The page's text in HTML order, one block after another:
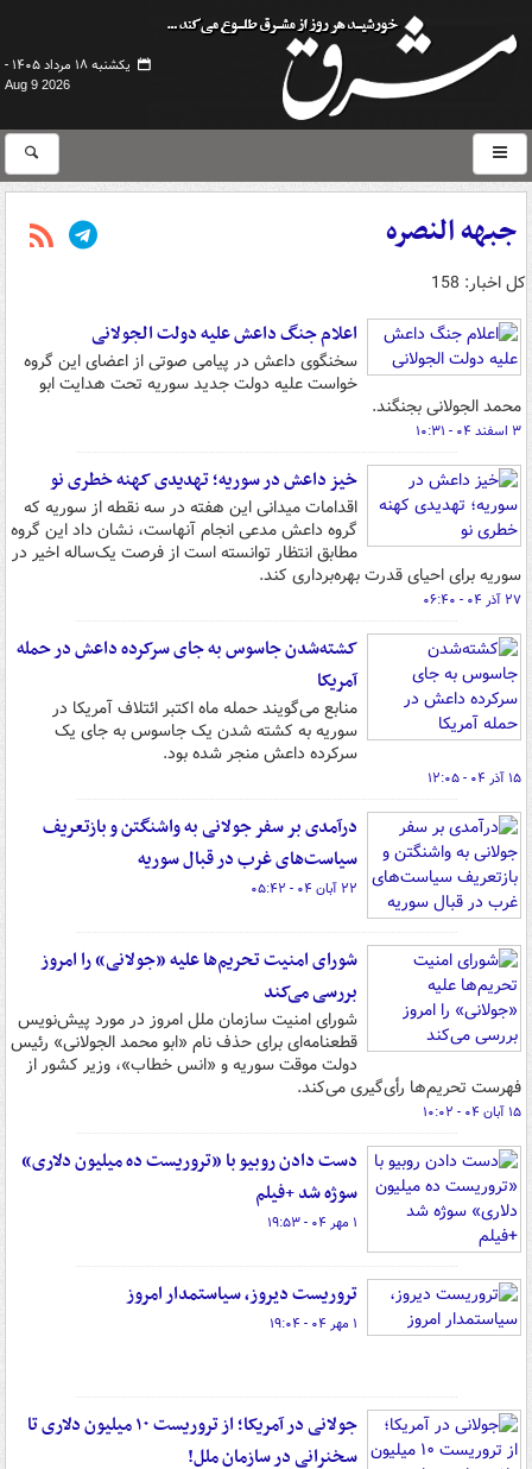
یکشنبه ۱۸ مرداد ۱۴۰۵ -
Aug 9 2026
جبهه النصره
کل اخبار: 158
اعلام جنگ داعش علیه دولت الجولانی
سخنگوی داعش در پیامی صوتی از اعضای این گروه
خواست علیه دولت جدید سوریه تحت هدایت ابو
محمد الجولانی بجنگند.
۳ اسفند ۰۴ - ۱۰:۳۱
خیز داعش در سوریه؛ تهدیدی کهنه خطری نو
اقدامات میدانی این هفته در سه نقطه از سوریه که
گروه داعش مدعی انجام آنهاست، نشان داد این گروه
مطابق انتظار توانسته است از فرصت یک‌ساله اخیر در
سوریه برای احیای قدرت‌ بهره‌برداری کند.
۲۷ آذر ۰۴ - ۰۶:۴۰
کشته‌شدن جاسوس به جای سرکرده داعش در حمله
آمریکا
منابع می‌گویند حمله ماه اکتبر ائتلاف آمریکا در
سوریه به کشته شدن یک جاسوس به جای یک
سرکرده داعش منجر شده بود.
۱۵ آذر ۰۴ - ۱۲:۰۵
درآمدی بر سفر جولانی به واشنگتن و بازتعریف
سیاست‌های غرب در قبال سوریه
۲۲ آبان ۰۴ - ۰۵:۴۲
شورای امنیت تحریم‌ها علیه «جولانی» را امروز
بررسی می‌کند
شورای امنیت سازمان ملل امروز در مورد پیش‌نویس
قطعنامه‌ای برای حذف نام «ابو محمد الجولانی» رئیس
دولت موقت سوریه و «انس خطاب»، وزیر کشور از
فهرست تحریم‌ها رأی‌گیری می‌کند.
۱۵ آبان ۰۴ - ۱۰:۰۲
دست دادن روبیو با «تروریست ده میلیون دلاری»
سوژه شد +فیلم
۱ مهر ۰۴ - ۱۹:۵۳
تروریست دیروز، سیاستمدار امروز
۱ مهر ۰۴ - ۱۹:۰۴
جولانی در آمریکا؛ از تروریست ۱۰ میلیون دلاری تا
سخنرانی در سازمان ملل!